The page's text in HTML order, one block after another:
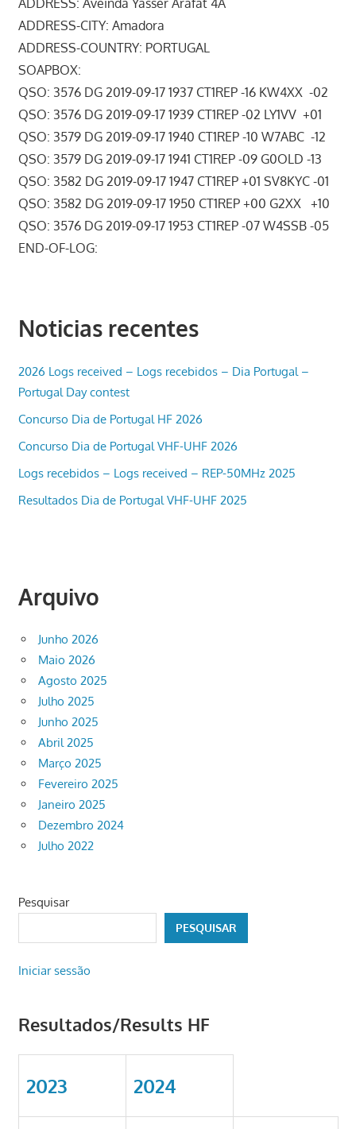
ADDRESS: Aveinda Yasser Arafat 4A
ADDRESS-CITY: Amadora
ADDRESS-COUNTRY: PORTUGAL
SOAPBOX:
QSO: 3576 DG 2019-09-17 1937 CT1REP -16 KW4XX -02
QSO: 3576 DG 2019-09-17 1939 CT1REP -02 LY1VV +01
QSO: 3579 DG 2019-09-17 1940 CT1REP -10 W7ABC -12
QSO: 3579 DG 2019-09-17 1941 CT1REP -09 G0OLD -13
QSO: 3582 DG 2019-09-17 1947 CT1REP +01 SV8KYC -01
QSO: 3582 DG 2019-09-17 1950 CT1REP +00 G2XX +10
QSO: 3576 DG 2019-09-17 1953 CT1REP -07 W4SSB -05
END-OF-LOG:
Noticias recentes
2026 Logs received – Logs recebidos – Dia Portugal –
Portugal Day contest
Concurso Dia de Portugal HF 2026
Concurso Dia de Portugal VHF-UHF 2026
Logs recebidos – Logs received – REP-50MHz 2025
Resultados Dia de Portugal VHF-UHF 2025
Arquivo
Junho 2026
Maio 2026
Agosto 2025
Julho 2025
Junho 2025
Abril 2025
Março 2025
Fevereiro 2025
Janeiro 2025
Dezembro 2024
Julho 2022
Pesquisar
PESQUISAR
Iniciar sessão
Resultados/Results HF
2023 2024